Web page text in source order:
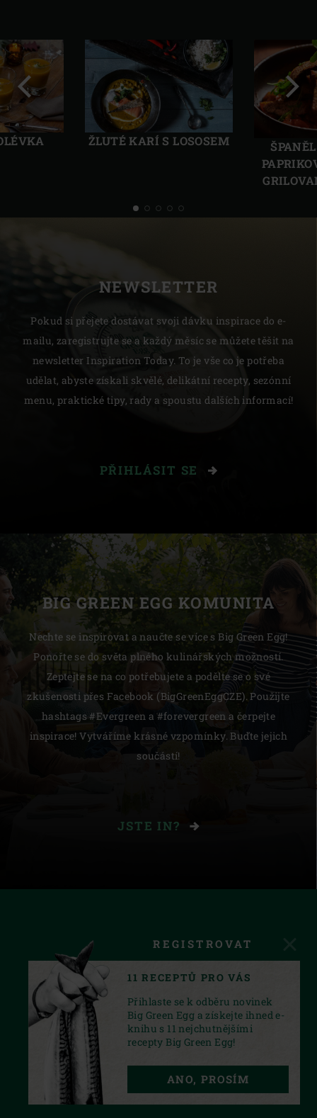
ŽLUTÉ KARÍ S LOSOSEM
Předchozí Další
NEWSLETTER
Pokud si přejete dostávat svoji dávku inspirace do e-
mailu, zaregistrujte se a každý měsíc se můžete těšit na
newsletter Inspiration Today. To je vše co je potřeba
udělat, abyste získali skvělé, delikátní recepty, sezónní
menu, praktické tipy, rady a spoustu dalších informací!
PŘIHLÁSIT SE
BIG GREEN EGG KOMUNITA
Nechte se inspirovat a naučte se více s Big Green Egg!
Ponořte se do světa plného kulinářských možností.
Zeptejte se na co potřebujete a podělte se o své
zkušenosti přes Facebook (BigGreenEggCZE). Použijte
hashtags #Evergreen a #forevergreen a čerpejte
inspirace! Vytváříme krásné vzpomínky. Buďte jejich
součástí!
JSTE IN?
YOUTUBE
PRIVACY STATEMENT
REGISTROVAT
11 RECEPTŮ PRO VÁS
Přihlaste se k odběru novinek
Big Green Egg a získejte ihned e-
knihu s 11 nejchutnějšími
recepty Big Green Egg!
ANO, PROSÍM